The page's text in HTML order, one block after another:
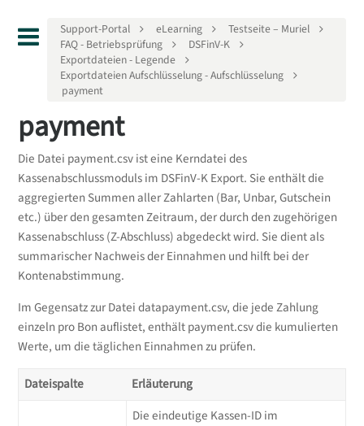
Support-Portal eLearning
Testseite – Muriel
FAQ - Betriebsprüfung
DSFinV-K
Exportdateien - Legende
Exportdateien Aufschlüsselung - Aufschlüsselung
payment
payment
Die Datei payment.csv ist eine Kerndatei des
Kassenabschlussmoduls im DSFinV-K Export. Sie enthält die
aggregierten Summen aller Zahlarten (Bar, Unbar, Gutschein
etc.) über den gesamten Zeitraum, der durch den zugehörigen
Kassenabschluss (Z-Abschluss) abgedeckt wird. Sie dient als
summarischer Nachweis der Einnahmen und hilft bei der
Kontenabstimmung.
Im Gegensatz zur Datei datapayment.csv, die jede Zahlung
einzeln pro Bon auflistet, enthält payment.csv die kumulierten
Werte, um die täglichen Einnahmen zu prüfen.
Dateispalte Erläuterung
Die eindeutige Kassen-ID im